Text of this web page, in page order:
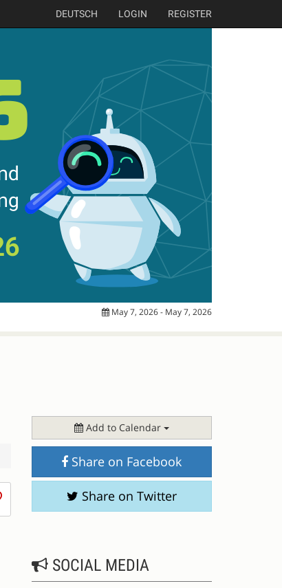
DEUTSCH LOGIN REGISTER
May 7, 2026 - May 7, 2026
I
don't
session
Add to Calendar
Share on Facebook
Share on Twitter
SOCIAL MEDIA